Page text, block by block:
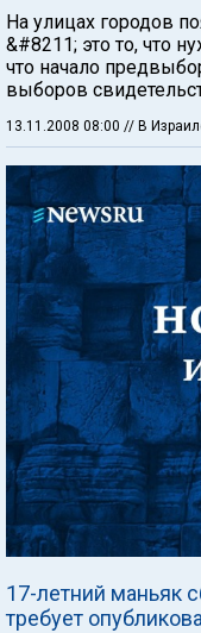
На улицах городов
&#8211; это то, что
что начало
выборов
13.11.2008 08:00 // В
17-летний маньяк
требует